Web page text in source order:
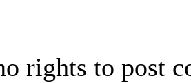
rights to post